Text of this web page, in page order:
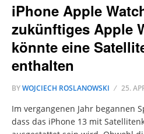
iPhone Apple
zukünftiges Apple
könnte eine
enthalten
BYWOJCIECH ROSLANOWSKI 25.
Im vergangenen Jahr begannen
dass das iPhone 13 mit